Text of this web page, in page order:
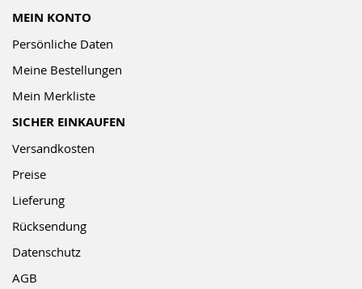
MEIN KONTO
Persönliche Daten
Meine Bestellungen
Mein Merkliste
SICHER EINKAUFEN
Versandkosten
Preise
Lieferung
Rücksendung
Datenschutz
AGB